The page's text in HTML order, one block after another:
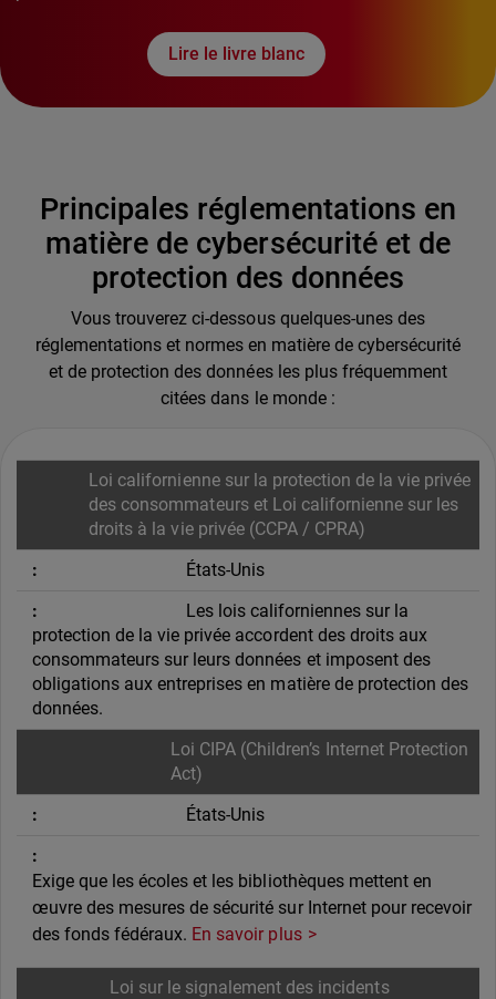
Lire le livre blanc
Principales réglementations en
matière de cybersécurité et de
protection des données
Vous trouverez ci-dessous quelques-unes des
réglementations et normes en matière de cybersécurité
et de protection des données les plus fréquemment
citées dans le monde :
Loi californienne sur la protection de la vie privée
des consommateurs et Loi californienne sur les
droits à la vie privée (CCPA / CPRA)
États-Unis
Les lois californiennes sur la
protection de la vie privée accordent des droits aux
consommateurs sur leurs données et imposent des
obligations aux entreprises en matière de protection des
données.
Loi CIPA (Children’s Internet Protection
Act)
États-Unis
Exige que les écoles et les bibliothèques mettent en
œuvre des mesures de sécurité sur Internet pour recevoir
des fonds fédéraux. En savoir plus
Loi sur le signalement des incidents